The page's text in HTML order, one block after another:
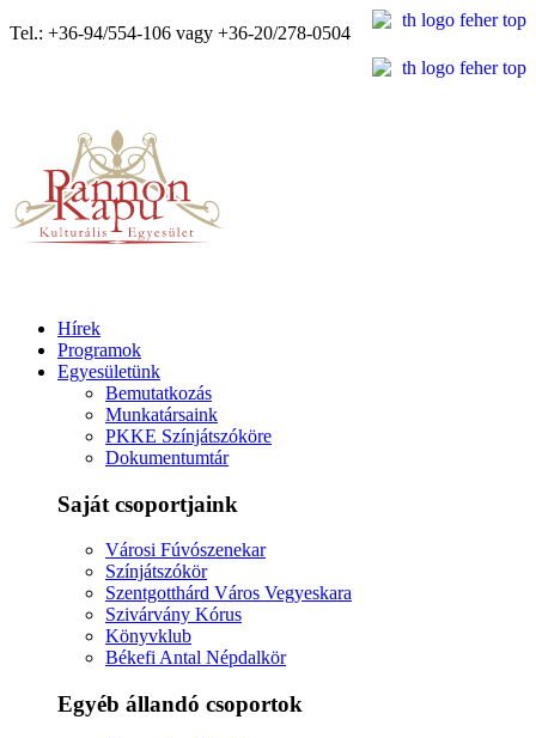
Tel.: +36-94/554-106 vagy +36-20/278-0504
Hírek
Programok
Egyesületünk
Bemutatkozás
Munkatársaink
PKKE Színjátszóköre
Dokumentumtár
Saját csoportjaink
Városi Fúvószenekar
Színjátszókör
Szentgotthárd Város Vegyeskara
Szivárvány Kórus
Könyvklub
Békefi Antal Népdalkör
Egyéb állandó csoportok